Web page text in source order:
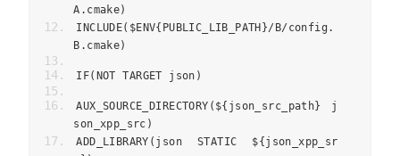
A . cmake)
INCLUDE( $ENV{ PUBLIC_LIB_PATH }/ B/ config .
B . cmake)
IF( NOT TARGET json )
AUX_SOURCE_DIRECTORY ( ${ json_src_path}
j
son_xpp_src )
ADD_LIBRARY ( json STATIC ${ json_xpp_sr